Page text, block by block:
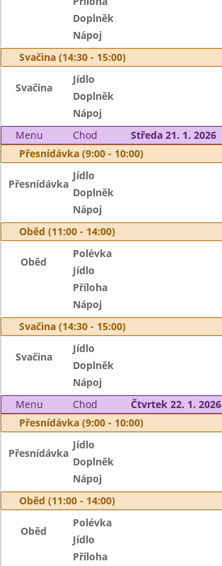
Doplněk
Nápoj
Svačina (14:30 - 15:00)
Svačina
Jídlo
Doplněk
Nápoj
Menu
Chod
Středa 21. 1. 2026
Přesnídávka (9:00 - 10:00)
Přesnídávka
Jídlo
Doplněk
Nápoj
Oběd (11:00 - 14:00)
Oběd
Polévka
Jídlo
Příloha
Nápoj
Svačina (14:30 - 15:00)
Svačina
Jídlo
Doplněk
Nápoj
Menu
Chod
Čtvrtek 22. 1. 2026
Přesnídávka (9:00 - 10:00)
Přesnídávka
Jídlo
Doplněk
Nápoj
Oběd (11:00 - 14:00)
Oběd
Polévka
Jídlo
Příloha